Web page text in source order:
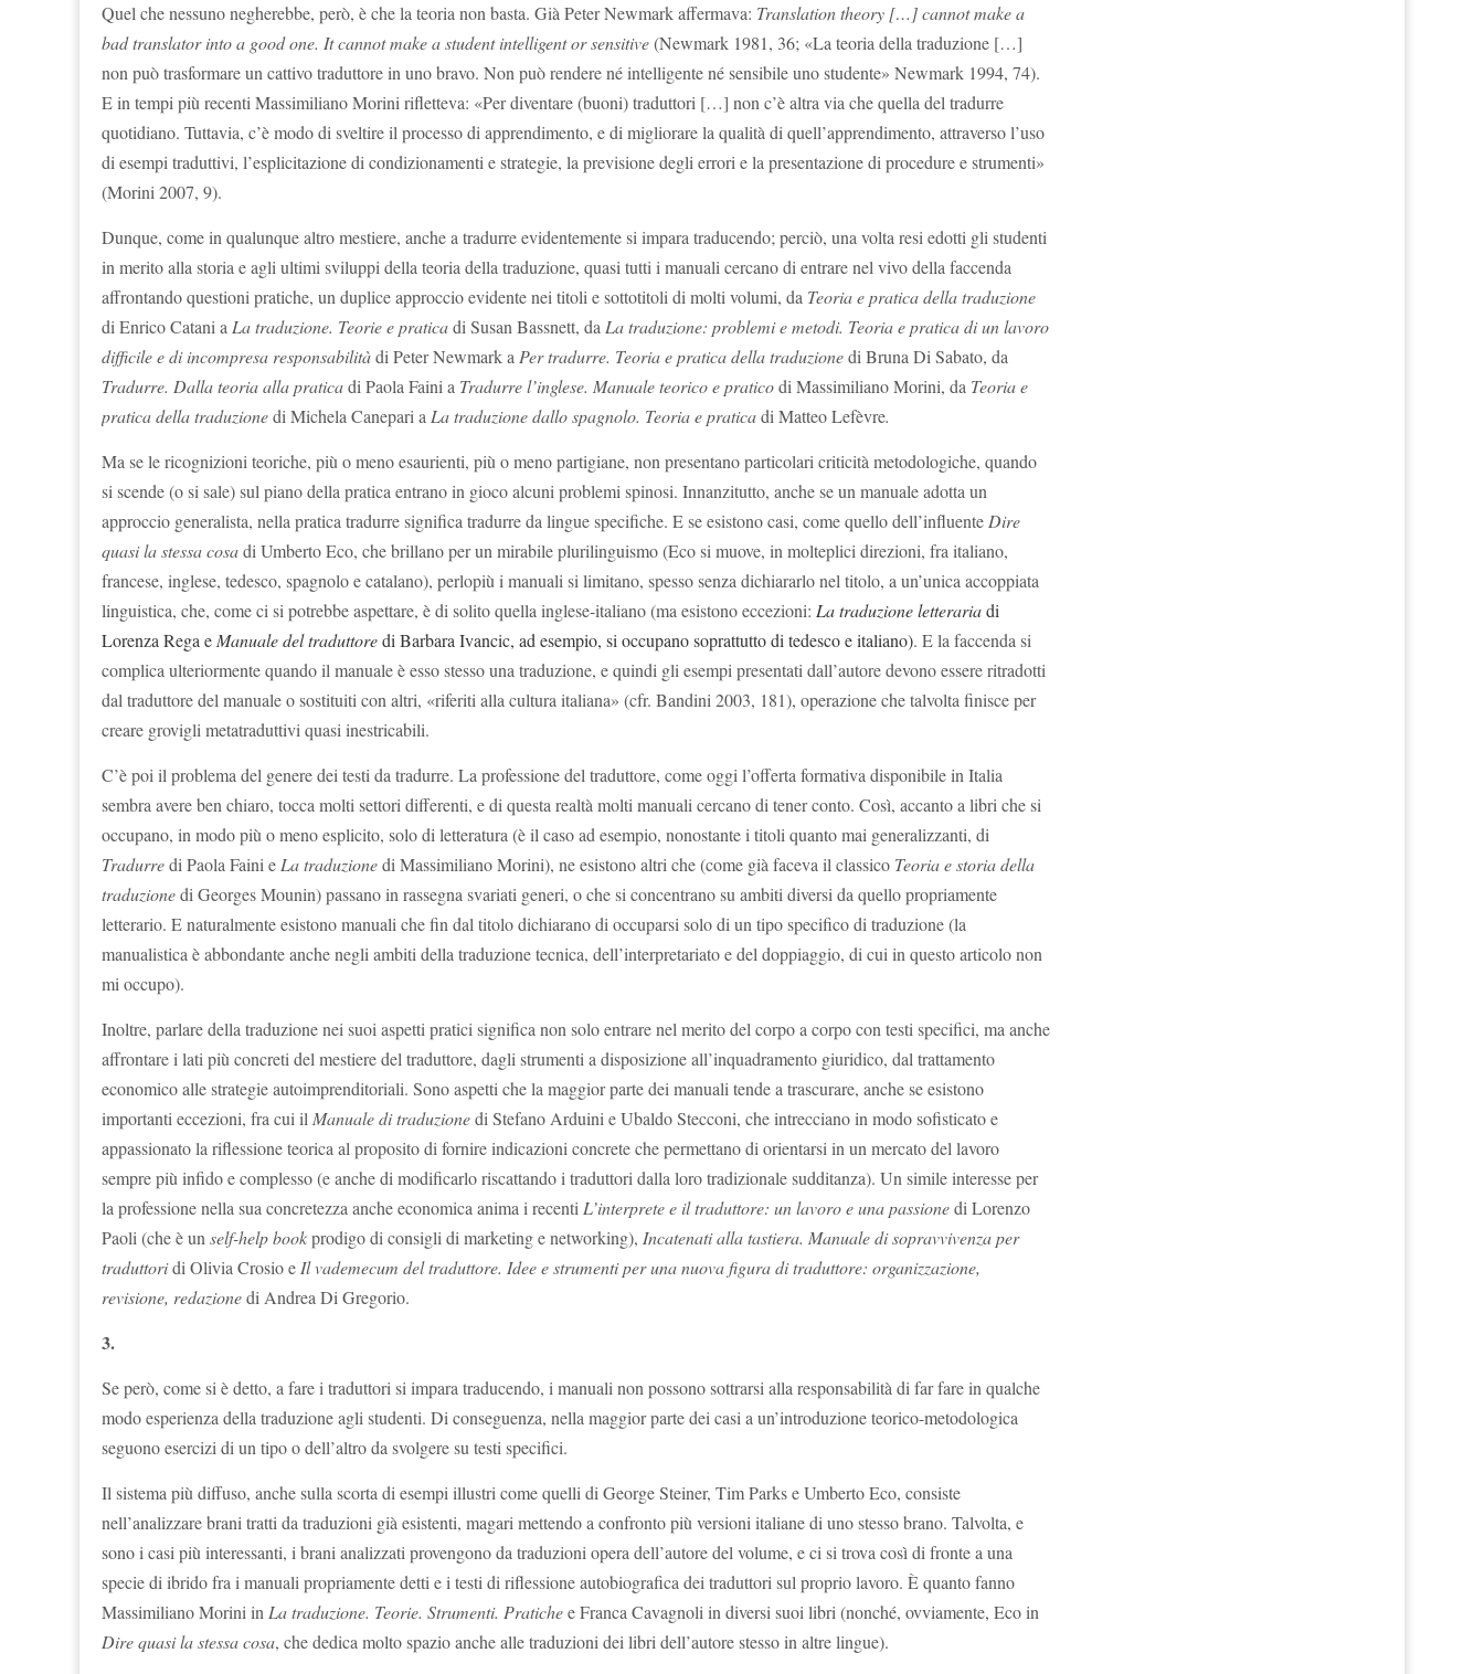
Quel che nessuno negherebbe, però, è che la teoria non basta. Già Peter Newmarkaffermava: Translation theory […] cannot make a
bad translator into a good one. It cannot make a student intelligent or sensitive(Newmark 1981, 36; «La teoria della traduzione […]
non può trasformare un cattivo traduttore in uno bravo. Non può renderenéintelligentenésensibile uno studente» Newmark 1994, 74).
E in tempi più recenti Massimiliano Morini rifletteva: «Per diventare (buoni) traduttori […] non c’è altra via che quella del tradurre
quotidiano. Tuttavia, c’è modo di sveltire il processo di apprendimento, e di migliorare la qualità di quell’apprendimento, attraverso l’uso
di esempi traduttivi, l’esplicitazione di condizionamenti e strategie, la previsione degli errori e la presentazione di procedure e strumenti»
(Morini 2007, 9).
Dunque, come in qualunque altro mestiere, anche a tradurre evidentemente si impara traducendo; perciò, una volta resi edotti gli studenti
in merito alla storia e agli ultimi sviluppi della teoria della traduzione, quasi tutti i manuali cercano di entrare nel vivo della faccenda
affrontando questioni pratiche, un duplice approccio evidente nei titoli e sottotitoli di molti volumi, da Teoria e pratica della traduzione
di Enrico Catani a La traduzione. Teorie e praticadi Susan Bassnett, da La traduzione: problemi e metodi. Teoria e pratica di un lavoro
difficile e di incompresa responsabilitàdi Peter Newmark a Per tradurre. Teoria e pratica della traduzionedi Bruna Di Sabato, da
Tradurre. Dalla teoria alla praticadi Paola Faini a Tradurre l’inglese. Manuale teorico e praticodi Massimiliano Morini, da Teoria e
pratica della traduzionedi Michela Canepari a La traduzione dallo spagnolo. Teoria e praticadi Matteo Lefèvre.
Ma se le ricognizioni teoriche, più o meno esaurienti, più o meno partigiane, non presentano particolari criticità metodologiche, quando
si scende (o si sale) sul piano della pratica entrano in gioco alcuni problemi spinosi. Innanzitutto, anche se un manuale adotta un
approccio generalista, nella pratica tradurre significa tradurre da lingue specifiche. E se esistono casi, come quello dell’influente Dire
quasi la stessa cosadi Umberto Eco, che brillano per un mirabile plurilinguismo (Eco si muove, in molteplici direzioni, fra italiano,
francese, inglese, tedesco, spagnolo e catalano), perlopiù i manuali si limitano, spesso senza dichiararlo nel titolo, a un’unica accoppiata
linguistica, che, come ci si potrebbe aspettare, è di solito quella inglese-italiano (ma esistono eccezioni: La traduzione letterariadi
Lorenza Rega e Manuale del traduttoredi Barbara Ivancic, ad esempio, si occupano soprattutto di tedesco e italiano). E la faccenda si
complica ulteriormente quando il manuale è esso stesso una traduzione, e quindi gli esempi presentati dall’autore devono essere ritradotti
dal traduttore del manuale o sostituiti con altri, «riferiti alla cultura italiana» (cfr. Bandini 2003, 181), operazione che talvolta finisce per
creare grovigli metatraduttivi quasi inestricabili.
C’è poi il problema del genere dei testi da tradurre. La professione del traduttore, come oggi l’offerta formativa disponibile in Italia
sembra avere ben chiaro, tocca molti settori differenti, e di questa realtà molti manuali cercano di tener conto. Così, accanto a libri che si
occupano, in modo più o meno esplicito, solo di letteratura (è il caso ad esempio, nonostante i titoli quanto mai generalizzanti, di
Tradurredi Paola Faini e La traduzionedi Massimiliano Morini), ne esistono altri che (come già faceva il classico Teoria e storia della
traduzionedi Georges Mounin)passano in rassegna svariati generi, o che si concentrano su ambiti diversi da quello propriamente
letterario. Enaturalmente esistono manuali che fin dal titolo dichiarano di occuparsi solo di un tipo specifico di traduzione (la
manualistica è abbondante anche negli ambiti della traduzione tecnica, dell’interpretariato e del doppiaggio, di cui in questo articolo non
mi occupo).
Inoltre, parlare della traduzione nei suoi aspetti pratici significa non solo entrare nel merito del corpo a corpo con testi specifici, ma anche
affrontare i lati più concreti del mestiere del traduttore, dagli strumenti a disposizione all’inquadramento giuridico, dal trattamento
economico alle strategie autoimprenditoriali. Sono aspetti che la maggior parte dei manuali tende a trascurare, anche se esistono
importanti eccezioni, fra cui il Manuale di traduzionedi Stefano Arduini e Ubaldo Stecconi, che intrecciano in modo sofisticato e
appassionato la riflessione teorica al proposito di fornire indicazioni concrete che permettano di orientarsi in un mercato del lavoro
sempre più infido e complesso (e anche di modificarlo riscattando i traduttori dalla loro tradizionale sudditanza). Un simile interesse per
la professione nella sua concretezza anche economica anima i recenti L’interprete e il traduttore: un lavoro e una passionedi Lorenzo
Paoli (che è un self-help bookprodigo di consigli di marketing e networking), Incatenati alla tastiera. Manuale di sopravvivenza per
traduttoridi Olivia Crosio e Il vademecum del traduttore. Idee e strumenti per una nuova figura di traduttore: organizzazione,
revisione, redazionedi Andrea Di Gregorio.
3.
Se però, come si è detto, a fare i traduttori si impara traducendo, i manuali non possono sottrarsi alla responsabilità di far fare in qualche
modo esperienza della traduzione agli studenti. Di conseguenza, nella maggior parte dei casi a un’introduzione teorico-metodologica
seguono esercizi di un tipo o dell’altro da svolgere su testi specifici.
Il sistema più diffuso, anche sulla scorta di esempi illustri come quelli di George Steiner, Tim Parks e Umberto Eco, consiste
nell’analizzare brani tratti da traduzioni già esistenti, magari mettendo a confronto più versioni italiane di uno stesso brano. Talvolta, e
sono i casi più interessanti, i brani analizzati provengono da traduzioni opera dell’autore del volume, e ci si trova così di fronte a una
specie di ibrido fra i manuali propriamente detti e i testi di riflessione autobiografica dei traduttori sul proprio lavoro. È quanto fanno
Massimiliano Morini in La traduzione. Teorie. Strumenti. Pratichee Franca Cavagnoli in diversi suoi libri (nonché, ovviamente, Eco in
Dire quasi la stessa cosa, che dedica molto spazio anche alle traduzioni dei libri dell’autore stesso in altre lingue).